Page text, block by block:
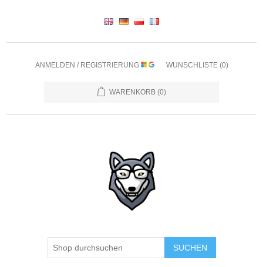
ANMELDEN / REGISTRIERUNG WUNSCHLISTE (0)
WARENKORB (0)
SUCHEN